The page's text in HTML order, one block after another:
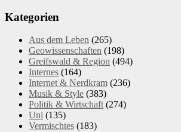
Kategorien
Aus dem Leben (265)
Geowissenschaften (198)
Greifswald & Region (494)
Internes (164)
Internet & Nerdkram (236)
Musik & Style (383)
Politik & Wirtschaft(274)
Uni (135)
Vermischtes (183)